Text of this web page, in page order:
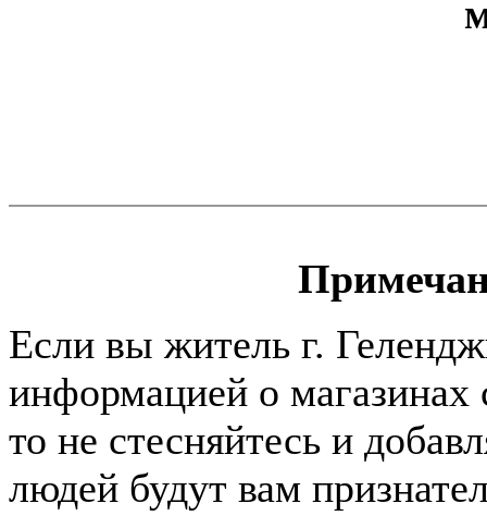
Если вы житель г.
информацией о магазинах
то не стесняйтесь и
людей будут вам